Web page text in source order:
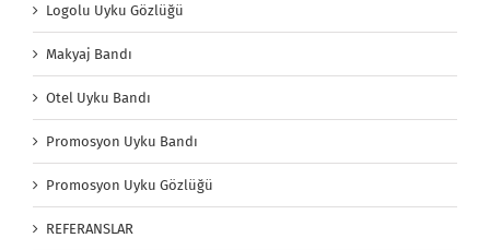
Logolu Uyku Gözlüğü
Makyaj Bandı
Otel Uyku Bandı
Promosyon Uyku Bandı
Promosyon Uyku Gözlüğü
REFERANSLAR